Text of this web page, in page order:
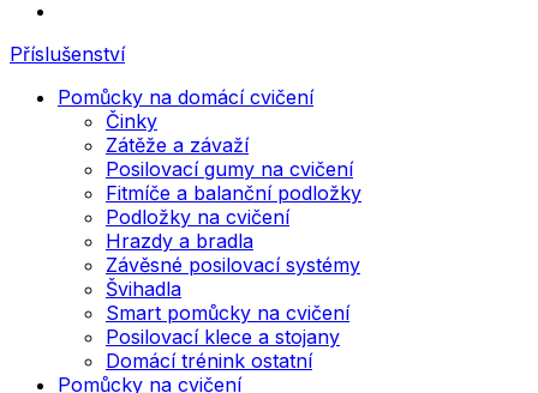
Příslušenství
Pomůcky na domácí cvičení
Činky
Zátěže a závaží
Posilovací gumy na cvičení
Fitmíče a balanční podložky
Podložky na cvičení
Hrazdy a bradla
Závěsné posilovací systémy
Švihadla
Smart pomůcky na cvičení
Posilovací klece a stojany
Domácí trénink ostatní
Pomůcky na cvičení